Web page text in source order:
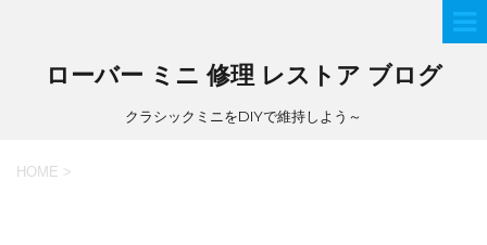
ローバー ミニ 修理 レストア ブログ
クラシックミニをDIYで維持しよう～
HOME >